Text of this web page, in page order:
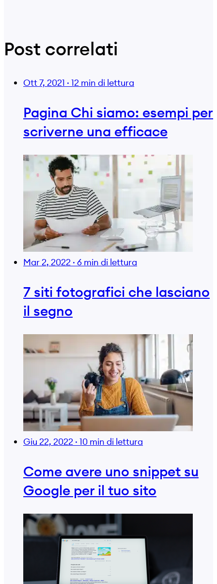
Post correlati
Ott 7, 2021 · 12 min di lettura
Pagina Chi siamo: esempi per
scriverne una efficace
Mar 2, 2022 · 6 min di lettura
7 siti fotografici che lasciano
il segno
Giu 22, 2022 · 10 min di lettura
Come avere uno snippet su
Google per il tuo sito